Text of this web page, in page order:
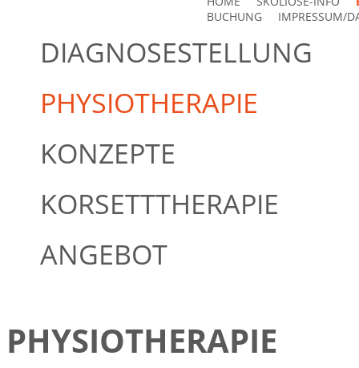
BUCHUNG
IMPRESSUM/
DIAGNOSESTELLUNG
PHYSIOTHERAPIE
KONZEPTE
KORSETTTHERAPIE
ANGEBOT
PHYSIOTHERAPIE